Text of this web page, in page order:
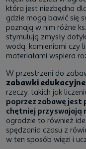
która jest niezbędna
gdzie mogą bawić się
poznają w nim różne
stymulują zmysły
wodą, kamieniami czy
materiałami wspiera
W przestrzeni do
zabawki edukacyjne
rzeczy, takich jak
poprzez zabawę
chętniej przyswajają
ogrodzie to również
spędzania czasu z
w ten sposób więzi i